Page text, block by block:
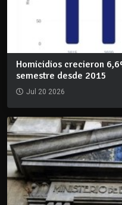
Homicidios crecieron
semestre desde 2015
Jul 20 2026